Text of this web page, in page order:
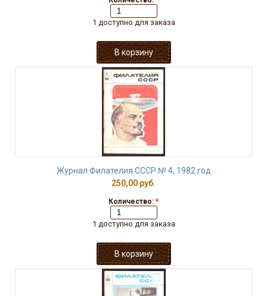
1 доступно для заказа
Журнал Филателия СССР № 4, 1982 год
250,00 руб.
Количество: *
1 доступно для заказа